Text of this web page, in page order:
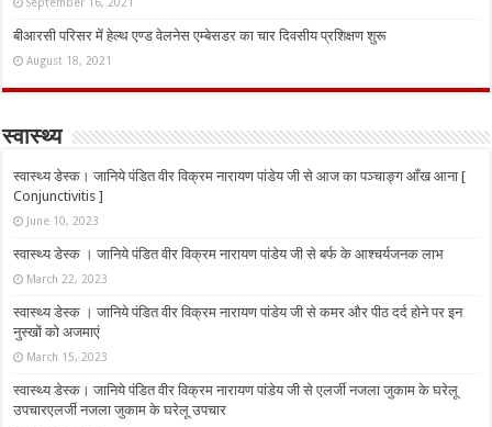
बीआरसी परिसर में हेल्थ एण्ड वेलनेस एम्बेसडर का चार दिवसीय प्रशिक्षण शुरू
August 18, 2021
स्वास्थ्य
स्वास्थ्य डेस्क। जानिये पंडित वीर विक्रम नारायण पांडेय जी से आज का पञ्चाङ्ग आँख आना [
Conjunctivitis ]
June 10, 2023
स्वास्थ्य डेस्क । जानिये पंडित वीर विक्रम नारायण पांडेय जी से बर्फ के आश्चर्यजनक लाभ
March 22, 2023
स्वास्थ्य डेस्क । जानिये पंडित वीर विक्रम नारायण पांडेय जी से कमर और पीठ दर्द होने पर इन
नुस्‍खों को अजमाएं
March 15, 2023
स्वास्थ्य डेस्क। जानिये पंडित वीर विक्रम नारायण पांडेय जी से एलर्जी नजला जुकाम के घरेलू
उपचारएलर्जी नजला जुकाम के घरेलू उपचार